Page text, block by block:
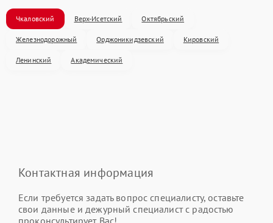
Чкаловский Верх-Исетский Октябрьский
Железнодорожный Орджоникидзевский Кировский
Ленинский Академический
Контактная информация
Если требуется задать вопрос специалисту, оставьте
свои данные и дежурный специалист с радостью
проконсультирует Вас!